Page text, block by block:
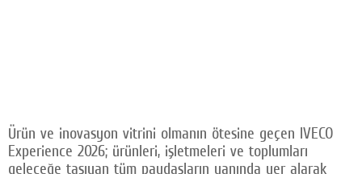
Ürün ve inovasyon vitrini olmanın ötesine geçen IVECO
Experience 2026; ürünleri, işletmeleri ve toplumları
geleceğe taşıyan tüm paydaşların yanında yer alarak